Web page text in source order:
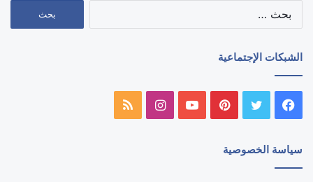
الشبكات الإجتماعية
فيسبوك تويتر بينتيريستيوتيوبانستقرامملخص
سياسة الخصوصية